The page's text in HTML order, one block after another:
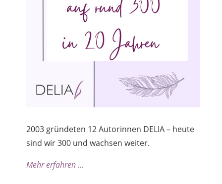
2003 gründeten 12 Autorinnen DELIA – heute
sind wir 300 und wachsen weiter.
Mehr erfahren …